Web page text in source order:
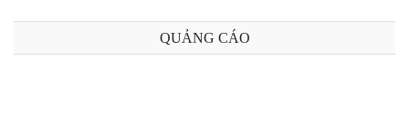
Bài 16: Các hàm xử lý mảng trong PHP
QUẢNG CÁO